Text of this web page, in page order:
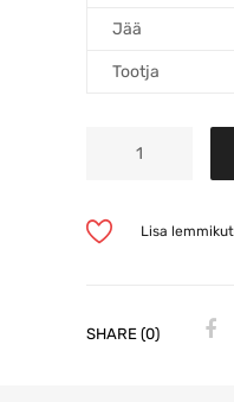
Jää
Tootja
Lisa
SHARE (0)